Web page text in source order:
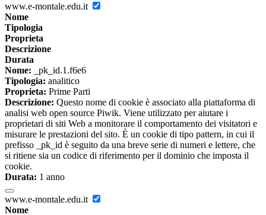
www.e-montale.edu.it
Nome
Tipologia
Proprieta
Descrizione
Durata
Nome: _pk_id.1.f6e6
Tipologia: analitico
Proprieta: Prime Parti
Descrizione: Questo nome di cookie è associato alla piattaforma di
analisi web open source Piwik. Viene utilizzato per aiutare i
proprietari di siti Web a monitorare il comportamento dei visitatori e
misurare le prestazioni del sito. È un cookie di tipo pattern, in cui il
prefisso _pk_id è seguito da una breve serie di numeri e lettere, che
si ritiene sia un codice di riferimento per il dominio che imposta il
cookie.
Durata: 1 anno
www.e-montale.edu.it
Nome